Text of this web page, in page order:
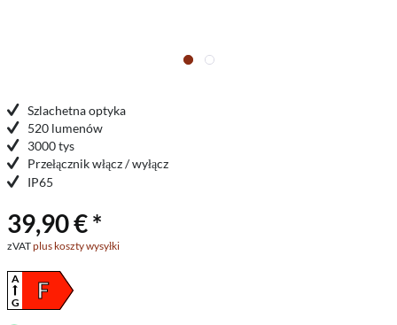
Szlachetna optyka
520 lumenów
3000 tys
Przełącznik włącz / wyłącz
IP65
39,90 € *
zVATplus koszty wysyłki
F
A
G